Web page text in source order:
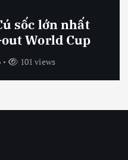
sốc lớn nhất
World Cup
101 views